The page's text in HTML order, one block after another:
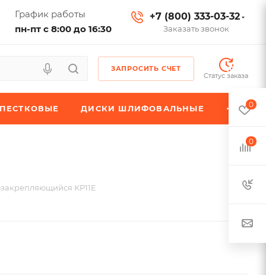
График работы
пн-пт с 8:00 до 16:30
+7 (800) 333-03-32
Заказать звонок
ЗАПРОСИТЬ СЧЕТ
Статус заказа
ДИСКИ ШЛИФОВАЛЬНЫЕ
KP11E
0
0